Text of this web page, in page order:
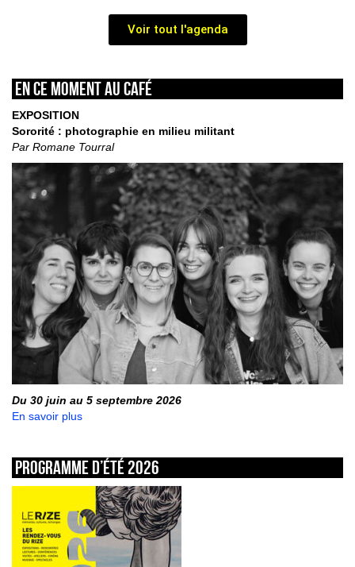
Voir tout l'agenda
En ce moment au café
EXPOSITION
Sororité : photographie en milieu militant
Par Romane Tourral
Du 30 juin au 5 septembre 2026
En savoir plus
Programme d’été 2026